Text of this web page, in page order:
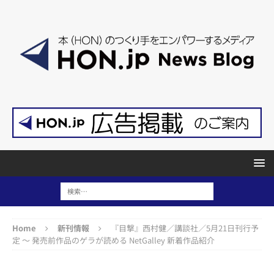
Home 新刊情報
『目撃』西村健／講談社／5月21日刊行予
定 ～ 発売前作品のゲラが読める NetGalley 新着作品紹介